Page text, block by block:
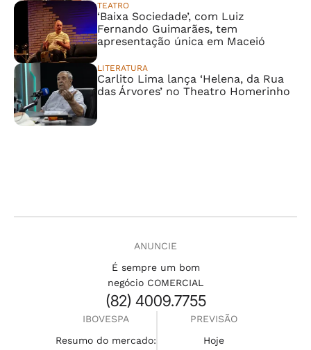
TEATRO
‘Baixa Sociedade’, com Luiz
Fernando Guimarães, tem
apresentação única em Maceió
LITERATURA
Carlito Lima lança ‘Helena, da Rua
das Árvores’ no Theatro Homerinho
ANUNCIE
É sempre um bom
negócio COMERCIAL
(82) 4009.7755
IBOVESPA
Resumo do mercado:
PREVISÃO
Hoje